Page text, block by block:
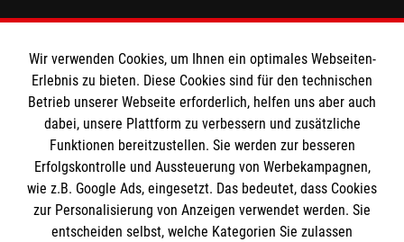
Presse
Den Beauftragten für Medizinproduktesicherheit
im Malteser Rettungsdienst und den
Einsatzdiensten der Malteser können Sie unter
gmb_mpg@malteser.orgkontaktieren.
Die Malteser
Malteserorden
Malteser Jugend
Malteser International
Sharepoint
Spendenkonto
Empfänger: Malteser Hilfsdienst e.V.
Wir verwenden Cookies, um Ihnen ein optimales Webseiten-
Erlebnis zu bieten. Diese Cookies sind für den technischen
Betrieb unserer Webseite erforderlich, helfen uns aber auch
dabei, unsere Plattform zu verbessern und zusätzliche
Funktionen bereitzustellen. Sie werden zur besseren
Erfolgskontrolle und Aussteuerung von Werbekampagnen,
wie z.B. Google Ads, eingesetzt. Das bedeutet, dass Cookies
zur Personalisierung von Anzeigen verwendet werden. Sie
entscheiden selbst, welche Kategorien Sie zulassen